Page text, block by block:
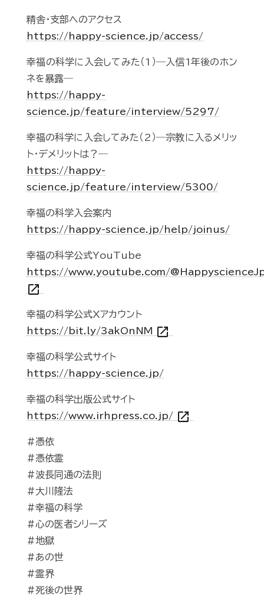
精舎・支部へのアクセス
https://happy-science.jp/access/
幸福の科学に入会してみた（1）―入信1年後のホン
ネを暴露―
https://happy-
science.jp/feature/interview/5297/
幸福の科学に入会してみた（2）―宗教に入るメリッ
ト・デメリットは？―
https://happy-
science.jp/feature/interview/5300/
幸福の科学入会案内
https://happy-science.jp/help/joinus/
幸福の科学公式YouTube
https://www.youtube.com/
open_in_new
幸福の科学公式Xアカウント
https://bit.ly/3akOnNM open_in_new
幸福の科学公式サイト
https://happy-science.jp/
幸福の科学出版公式サイト
https://www.irhpress.co.jp/ open_in_new
#憑依
#憑依霊
#波長同通の法則
#大川隆法
#幸福の科学
#心の医者シリーズ
#地獄
#あの世
#霊界
#死後の世界